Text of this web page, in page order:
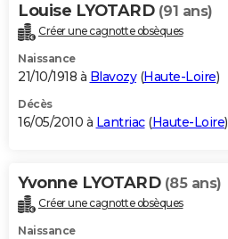
Louise LYOTARD (91 ans)
Créer une cagnotte obsèques
Naissance
21/10/1918 à Blavozy(Haute-Loire)
Décès
16/05/2010 à Lantriac(Haute-Loire)
Yvonne LYOTARD (85 ans)
Créer une cagnotte obsèques
Naissance